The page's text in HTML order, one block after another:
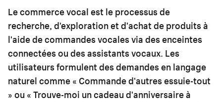
Le commerce vocal est le processus de
recherche, d'exploration et d'achat de produits à
l'aide de commandes vocales via des enceintes
connectées ou des assistants vocaux. Les
utilisateurs formulent des demandes en langage
naturel comme « Commande d'autres essuie-tout
» ou « Trouve-moi un cadeau d'anniversaire à